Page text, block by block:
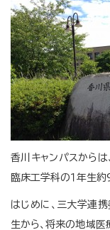
香川キャンパスからは
臨床工学科の１年生約
はじめに、三大学連
生から、将来の地域